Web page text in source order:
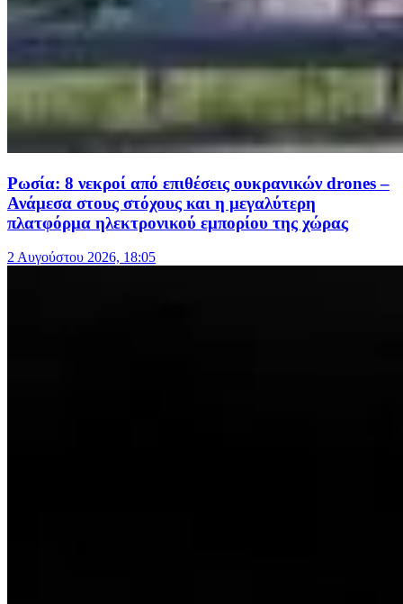
Ρωσία: 8 νεκροί από επιθέσεις ουκρανικών drones –
Ανάμεσα στους στόχους και η μεγαλύτερη
πλατφόρμα ηλεκτρονικού εμπορίου της χώρας
2 Αυγούστου 2026, 18:05